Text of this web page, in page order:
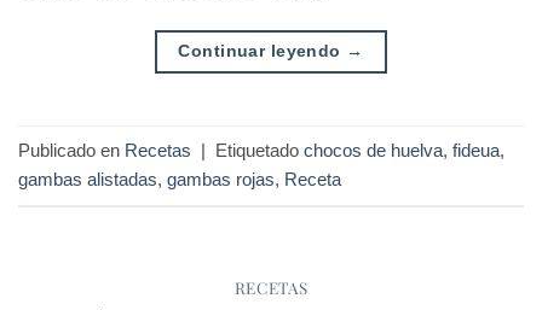
Continuar leyendo →
Publicado en Recetas | Etiquetado chocos de huelva, fideua,
gambas alistadas, gambas rojas, Receta
RECETAS